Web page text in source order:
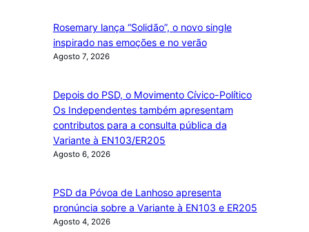
Rosemary lança “Solidão”, o novo single
inspirado nas emoções e no verão
Agosto 7, 2026
Depois do PSD, o Movimento Cívico-Político
Os Independentes também apresentam
contributos para a consulta pública da
Variante à EN103/ER205
Agosto 6, 2026
PSD da Póvoa de Lanhoso apresenta
pronúncia sobre a Variante à EN103 e ER205
Agosto 4, 2026